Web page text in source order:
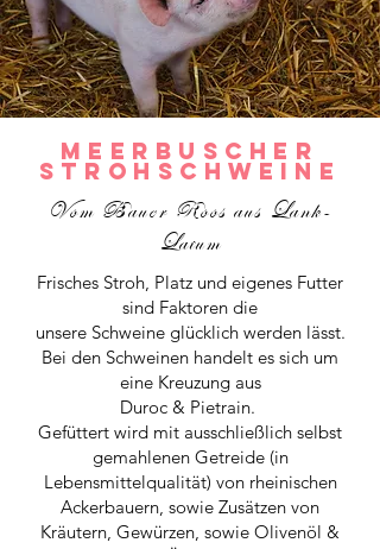
Meerbuscher
Strohschweine
Vom Bauer Roos aus Lank-
Latum
Frisches Stroh, Platz und eigenes Futter
sind Faktoren die
unsere Schweine glücklich werden lässt.
Bei den Schweinen handelt es sich um
eine Kreuzung aus
Duroc & Pietrain.
Gefüttert wird mit ausschließlich selbst
gemahlenen Getreide (in
Lebensmittelqualität) von rheinischen
Ackerbauern, sowie Zusätzen von
Kräutern, Gewürzen, sowie Olivenöl &